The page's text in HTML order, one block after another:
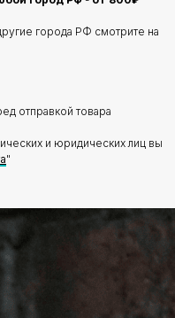
города РФ смотрите на
отправкой товара
и юридических лиц вы
"